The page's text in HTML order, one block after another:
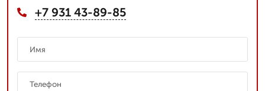
+7 931 43-89-85